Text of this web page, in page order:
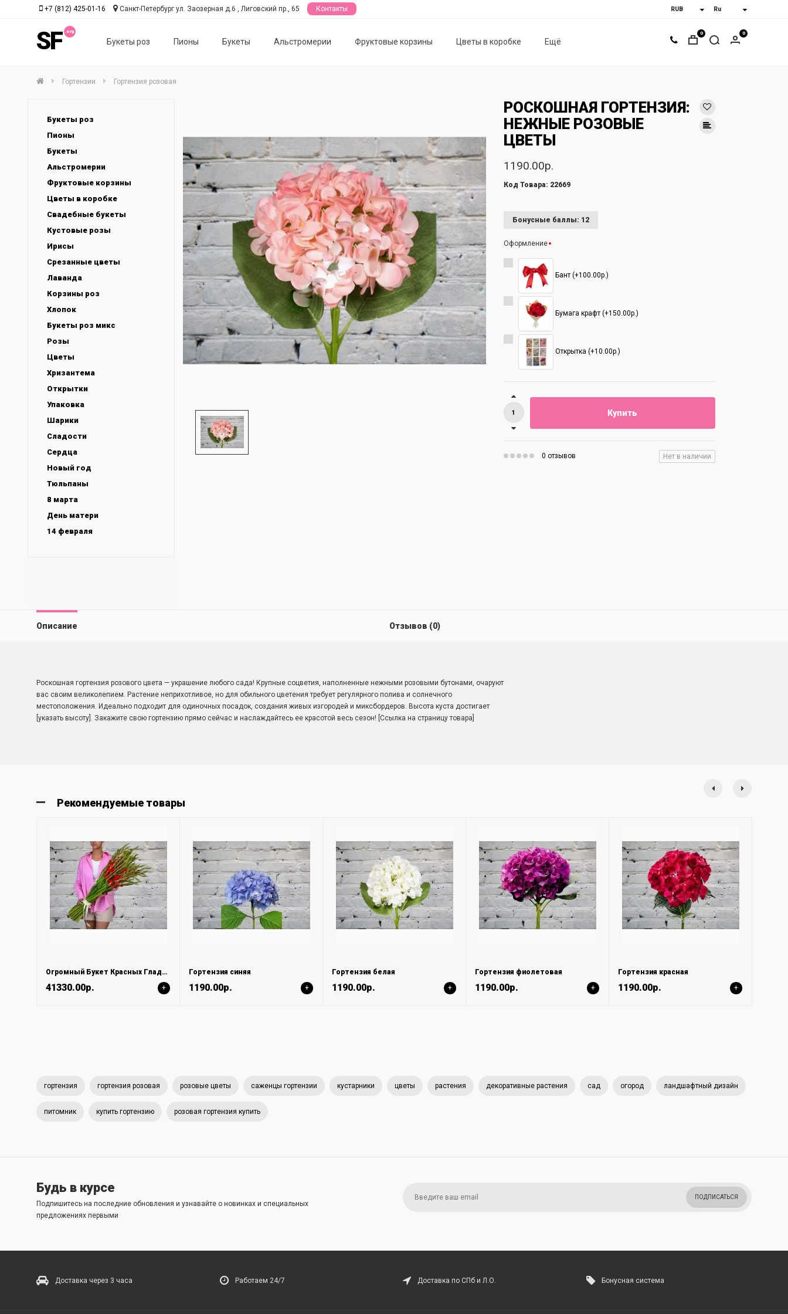
SF Букеты роз Пионы Букеты Альстромерии Фруктовые корзины Цветы в коробке Ещё
+7 (812) 425-01-16 Санкт-Петербург ул. Заозерная д.6 , Лиговский пр., 65 Контакты
0 0
Гортензии Гортензия розовая
Букеты роз
Пионы
Букеты
Альстромерии
Фруктовые корзины
Цветы в коробке
Свадебные букеты
Кустовые розы
Ирисы
Срезанные цветы
Лаванда
Корзины роз
Хлопок
Букеты роз микс
Розы
Цветы
Хризантема
Открытки
Упаковка
Шарики
Сладости
Сердца
Новый год
Тюльпаны
8 марта
День матери
14 февраля
РОСКОШНАЯ ГОРТЕНЗИЯ:
НЕЖНЫЕ РОЗОВЫЕ
ЦВЕТЫ
1190.00р.
Код Товара: 22669
Бонусные баллы: 12
Оформление
Бант (+100.00р.)
Бумага крафт (+150.00р.)
Открытка (+10.00р.)
Купить
0 отзывов Нет в наличии
Описание Отзывов (0)
Роскошная гортензия розового цвета — украшение любого сада! Крупные соцветия, наполненные нежными розовыми бутонами, очаруют
вас своим великолепием. Растение неприхотливое, но для обильного цветения требует регулярного полива и солнечного
местоположения. Идеально подходит для одиночных посадок, создания живых изгородей и миксбордеров. Высота куста достигает
[указать высоту]. Закажите свою гортензию прямо сейчас и наслаждайтесь ее красотой весь сезон! [Ссылка на страницу товара]
Рекомендуемые товары
Огромный Букет Красных Гладиолусов в Атласной ленте
41330.00р. +
Гортензия синяя
1190.00р. +
Гортензия белая
1190.00р. +
Гортензия фиолетовая
1190.00р. +
Гортензия красная
1190.00р. +
гортензия гортензия розовая розовые цветы саженцы гортензии кустарники цветы растения декоративные растения сад огород ландшафтный дизайн
питомник купить гортензию розовая гортензия купить
Будь в курсе
Подпишитесь на последние обновления и узнавайте о новинках и специальных
предложениях первыми
ПОДПИСАТЬСЯ
Доставка через 3 часа Работаем 24/7 Доставка по СПб и Л.О. Бонусная система